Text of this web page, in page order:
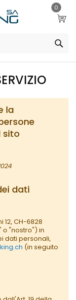
0
la
sito
dati
12, CH-6828
o "nostro") in
dati personali,
(in seguito